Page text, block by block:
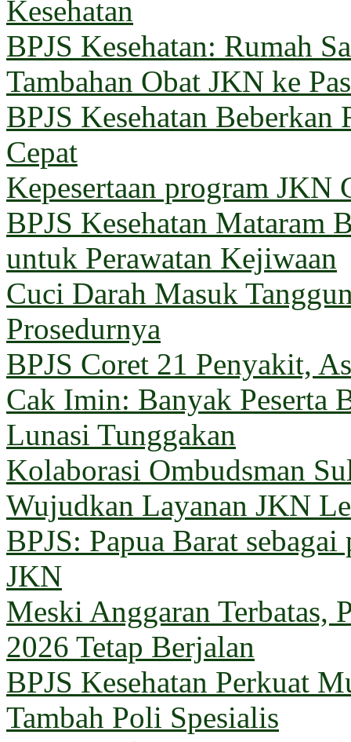
Kesehatan
BPJS Kesehatan: Rumah
Tambahan Obat JKN ke
BPJS Kesehatan
Cepat
Kepesertaan program JKN
BPJS Kesehatan
untuk Perawatan Kejiwaan
Cuci Darah Masuk
Prosedurnya
BPJS Coret 21 Penyakit,
Cak Imin: Banyak Peserta
Lunasi Tunggakan
Kolaborasi Ombudsman
Wujudkan Layanan JKN
BPJS: Papua Barat
JKN
Meski Anggaran Terbatas,
2026 Tetap Berjalan
BPJS Kesehatan Perkuat
Tambah Poli Spesialis